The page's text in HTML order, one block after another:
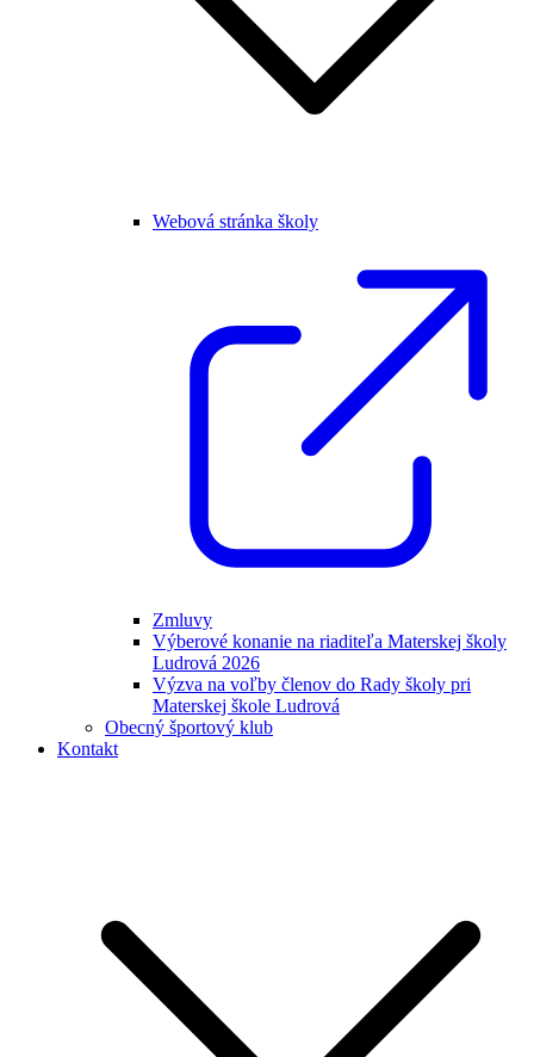
Webová stránka školy
Zmluvy
Výberové konanie na riaditeľa Materskej školy
Ludrová 2026
Výzva na voľby členov do Rady školy pri
Materskej škole Ludrová
Obecný športový klub
Kontakt